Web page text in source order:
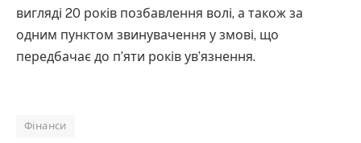
вигляді 20 років позбавлення волі, а також за
одним пунктом звинувачення у змові, що
передбачає до п’яти років ув’язнення.
Фінанси